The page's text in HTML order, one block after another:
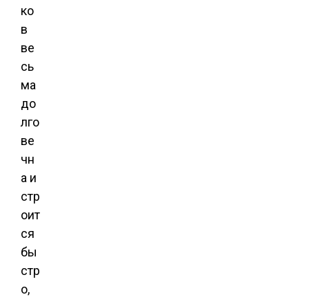
ко
в
ве
сь
ма
до
лго
ве
чн
а и
стр
оит
ся
бы
стр
о,